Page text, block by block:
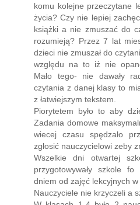
komu kolejne przeczytane
życia? Czy nie lepiej
książki a nie zmuszać do
rozumieją? Przez 7 lat
dzieci nie zmuszał do
względu na to iż nie
Mało tego- nie dawały
czytania z danej klasy to
z łatwiejszym tekstem.
Piorytetem było to aby
Zadania domowe
wiecej czasu spędzało
zgłosić nauczycielowi zeby
Wszelkie dni otwartej
przygotowywały szkole
dniem od zajęć lekcyjnych
Nauczyciele nie krzyczeli a